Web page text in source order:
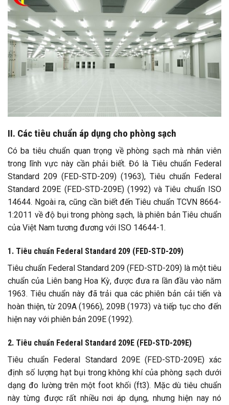
II. Các tiêu chuẩn áp dụng cho phòng sạch
Có ba tiêu chuẩn quan trọng về phòng sạch mà nhân viên
trong lĩnh vực này cần phải biết. Đó là Tiêu chuẩn Federal
Standard 209 (FED-STD-209) (1963), Tiêu chuẩn Federal
Standard 209E (FED-STD-209E) (1992) và Tiêu chuẩn ISO
14644. Ngoài ra, cũng cần biết đến Tiêu chuẩn TCVN 8664-
1:2011 về độ bụi trong phòng sạch, là phiên bản Tiêu chuẩn
của Việt Nam tương đương với ISO 14644-1.
1. Tiêu chuẩn Federal Standard 209 (FED-STD-209)
Tiêu chuẩn Federal Standard 209 (FED-STD-209) là một tiêu
chuẩn của Liên bang Hoa Kỳ, được đưa ra lần đầu vào năm
1963. Tiêu chuẩn này đã trải qua các phiên bản cải tiến và
hoàn thiện, từ 209A (1966), 209B (1973) và tiếp tục cho đến
hiện nay với phiên bản 209E (1992).
2. Tiêu chuẩn Federal Standard 209E (FED-STD-209E)
Tiêu chuẩn Federal Standard 209E (FED-STD-209E) xác
định số lượng hạt bụi trong không khí của phòng sạch dưới
dạng đo lường trên một foot khối (ft3). Mặc dù tiêu chuẩn
này từng được rất nhiều nơi áp dụng, nhưng hiện nay nó